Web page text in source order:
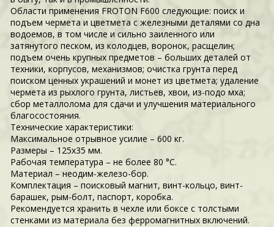
Области применения FROTON F600 следующие: поиск и
подъем чермета и цветмета с железными деталями со дна
водоемов, в том числе и сильно заиленного или
затянутого песком, из колодцев, воронок, расщелин;
подъем очень крупных предметов – больших деталей от
техники, корпусов, механизмов; очистка грунта перед
поиском ценных украшений и монет из цветмета; удаление
чермета из рыхлого грунта, листьев, хвои, из-подо мха;
сбор металлолома для сдачи и улучшения материального
благосостояния.
Технические характеристики:
Максимальное отрывное усилие – 600 кг.
Размеры – 125x35 мм.
Рабочая температура – не более 80 °C.
Материал – неодим-железо-бор.
Комплектация – поисковый магнит, винт-кольцо, винт-
барашек, рым-болт, паспорт, коробка.
Рекомендуется хранить в чехле или боксе с толстыми
стенками из материала без ферромагнитных включений.